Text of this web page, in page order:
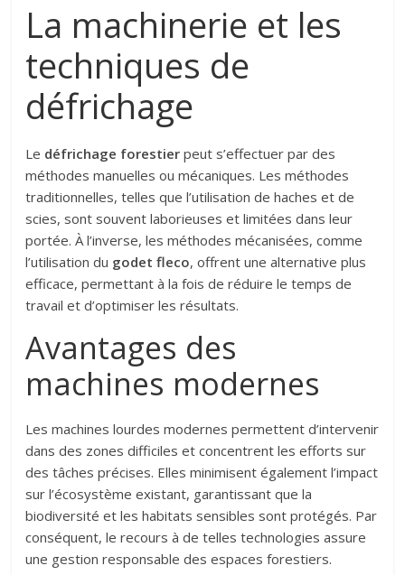
La machinerie et les
techniques de
défrichage
Le défrichage forestier peut s’effectuer par des
méthodes manuelles ou mécaniques. Les méthodes
traditionnelles, telles que l’utilisation de haches et de
scies, sont souvent laborieuses et limitées dans leur
portée. À l’inverse, les méthodes mécanisées, comme
l’utilisation du godet fleco, offrent une alternative plus
efficace, permettant à la fois de réduire le temps de
travail et d’optimiser les résultats.
Avantages des
machines modernes
Les machines lourdes modernes permettent d’intervenir
dans des zones difficiles et concentrent les efforts sur
des tâches précises. Elles minimisent également l’impact
sur l’écosystème existant, garantissant que la
biodiversité et les habitats sensibles sont protégés. Par
conséquent, le recours à de telles technologies assure
une gestion responsable des espaces forestiers.